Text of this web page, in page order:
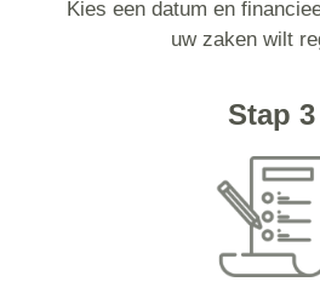
Kies een datum en
uw zaken wilt
Stap 3